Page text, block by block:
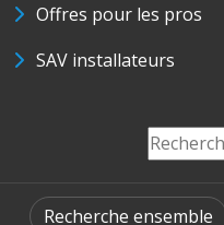
Offres pour les pros
SAV installateurs
Recherche ensemble